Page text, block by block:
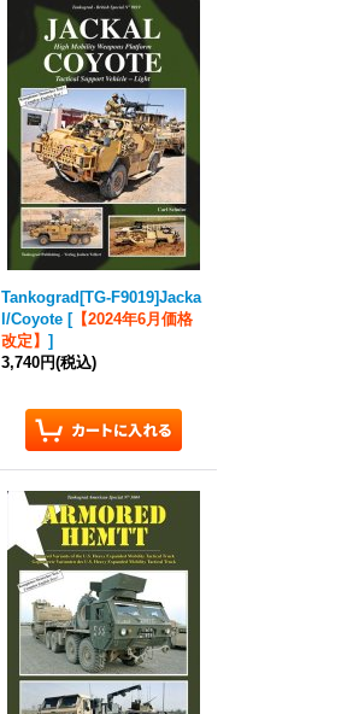
Tankograd [TG-F9019]Jacka
l/Coyote [【2024年6月価格
改定】]
3,740円(税込)